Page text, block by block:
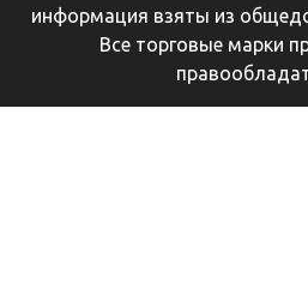
информация взяты из
Все торговые марки